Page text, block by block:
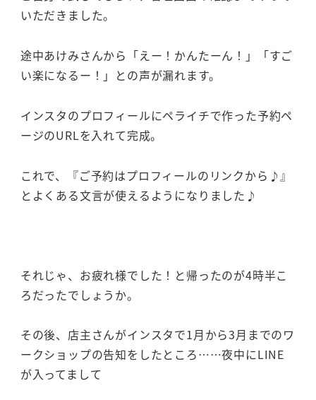
いただきました。
途中あけみさんから「えー！かんたーん！」「すご
い楽になるー！」との声が漏れます。
インスタのプロフィールにペライチで作った予約ペ
ージのURLを入れて完成。
これで、『ご予約はプロフィールのリンクから♪』
とよくある文言が使えるようになりました♪
それじゃ、お疲れ様でした！と帰ったのが4時半こ
ろだったでしょうか。
その後、店主さんがインスタで1月から3月までのワ
ークショップの告知をしたところ……夜中にLINE
が入ってまして